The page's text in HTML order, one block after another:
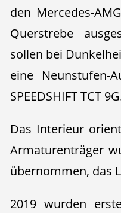
den Mercedes-
Querstrebe
sollen bei
eine Neunstufen-
SPEEDSHIFT TCT
Das Interieur
Armaturenträger
übernommen, das
2019 wurden